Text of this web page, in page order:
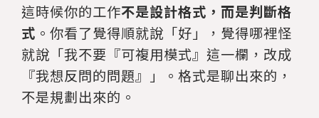
這時候你的工作不是設計格式，而是判斷格
式 。你看了覺得順就說「好」，覺得哪裡怪
就說「我不要『可複用模式』這一欄，改成
『我想反問的問題』」。格式是聊出來的，
不是規劃出來的。